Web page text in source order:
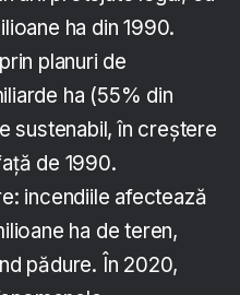
ha din 1990.
planuri de
ha (55% din
sustenabil, în creștere
de 1990.
incendiile afectează
ha de teren,
pădure. În 2020,